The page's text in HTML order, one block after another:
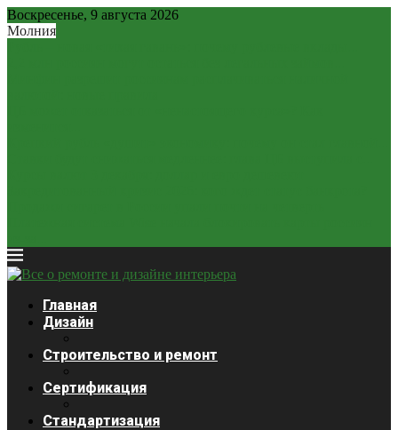
Воскресенье, 9 августа 2026
Молния
Главная
Дизайн
Строительство и ремонт
Сертификация
Стандартизация